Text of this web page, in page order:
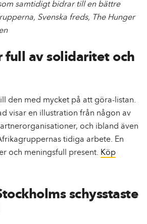
samtidigt bidrar till en bättre
Svenska freds, The Hunger
full av solidaritet och
den med mycket på att göra-listan.
visar en illustration från någon av
och ibland även
tidiga arbete. En
och meningsfull present. Köp
schysstaste